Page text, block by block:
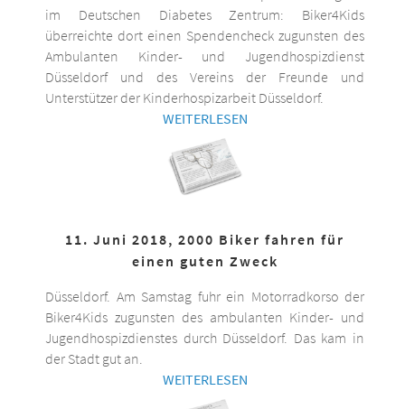
im Deutschen Diabetes Zentrum: Biker4Kids
überreichte dort einen Spendencheck zugunsten des
Ambulanten Kinder- und Jugendhospizdienst
Düsseldorf und des Vereins der Freunde und
Unterstützer der Kinderhospizarbeit Düsseldorf.
WEITERLESEN
11. Juni 2018, 2000 Biker fahren für
einen guten Zweck
Düsseldorf. Am Samstag fuhr ein Motorradkorso der
Biker4Kids zugunsten des ambulanten Kinder- und
Jugendhospizdienstes durch Düsseldorf. Das kam in
der Stadt gut an.
WEITERLESEN